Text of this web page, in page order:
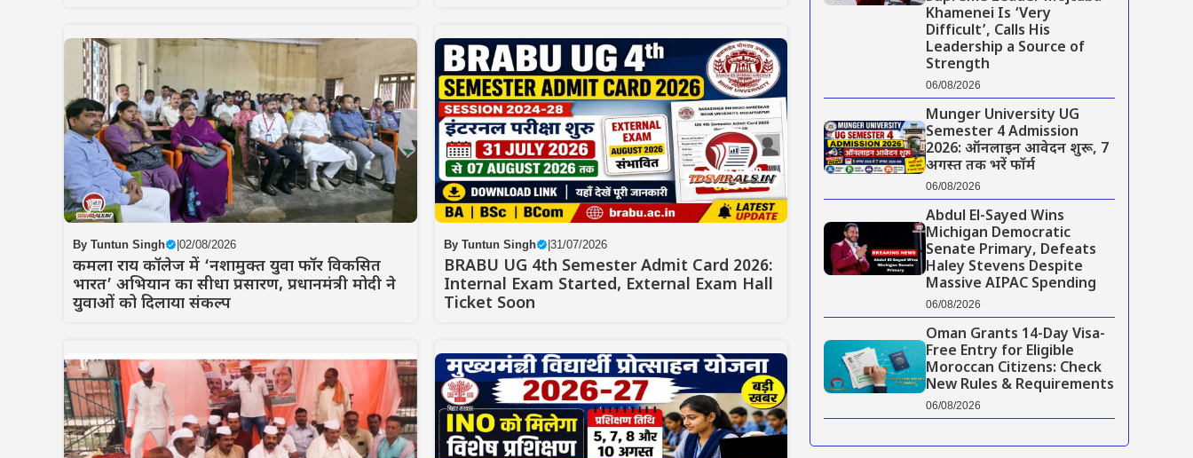
By Tuntun Singh 02/08/2026
कमला राय कॉलेज में ‘नशामुक्त युवा फॉर विकसित
भारत’ अभियान का सीधा प्रसारण, प्रधानमंत्री मोदी ने
युवाओं को दिलाया संकल्प
By Tuntun Singh | 31/07/2026
BRABU UG 4th Semester Admit Card 2026:
Internal Exam Started, External Exam Hall
Ticket Soon
Khamenei Is ‘Very
Difficult’, Calls His
Leadership a Source of
Strength
06/08/2026
Munger University UG
Semester 4 Admission
2026: ऑनलाइन आवेदन शुरू, 7
अगस्त तक भरें फॉर्म
06/08/2026
Abdul El-Sayed Wins
Michigan Democratic
Senate Primary, Defeats
Haley Stevens Despite
Massive AIPAC Spending
06/08/2026
Oman Grants 14-Day Visa-
Free Entry for Eligible
Moroccan Citizens: Check
New Rules & Requirements
06/08/2026